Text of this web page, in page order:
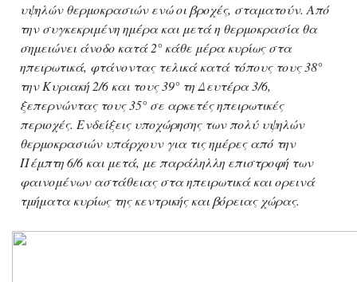
υψηλών θερμοκρασιών ενώ οι βροχές, σταματούν. Από
την συγκεκριμένη ημέρα και μετά η θερμοκρασία θα
σημειώνει άνοδο κατά 2° κάθε μέρα κυρίως στα
ηπειρωτικά, φτάνοντας τελικά κατά τόπους τους 38°
την Κυριακή 2/6 και τους 39° τη Δευτέρα 3/6,
ξεπερνώντας τους 35° σε αρκετές ηπειρωτικές
περιοχές. Ενδείξεις υποχώρησης των πολύ υψηλών
θερμοκρασιών υπάρχουν για τις ημέρες από την
Πέμπτη 6/6 και μετά, με παράληλλη επιστροφή των
φαινομένων αστάθειας στα ηπειρωτικά και ορεινά
τμήματα κυρίως της κεντρικής και βόρειας χώρας.